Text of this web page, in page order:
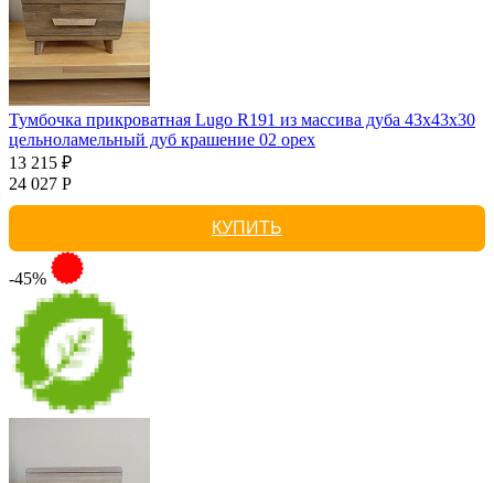
Тумбочка прикроватная Lugo R191 из массива дуба 43х43х30
цельноламельный дуб крашение 02 орех
13 215 ₽
24 027 Р
КУПИТЬ
-45%